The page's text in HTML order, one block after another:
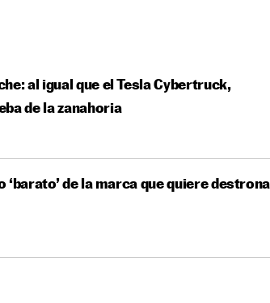
al igual que el Tesla Cybertruck,
de la zanahoria
‘barato’ de la marca que quiere